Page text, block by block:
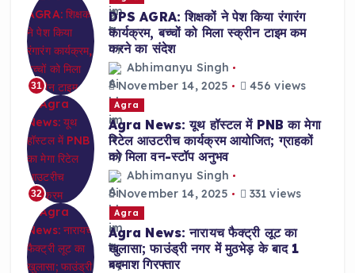
31
DPS AGRA: शिक्षकों ने पेश किया रंगारंग
कार्यक्रम, बच्चों को मिला स्क्रीन टाइम कम
करने का संदेश
Abhimanyu Singh
November 14, 2025
456 views
32
Agra
Agra News: यूथ हॉस्टल में PNB का मेगा
रिटेल आउटरीच कार्यक्रम आयोजित; ग्राहकों
को मिला वन-स्टॉप अनुभव
Abhimanyu Singh
November 14, 2025
331 views
Agra
Agra News: नारायच फैक्ट्री लूट का
खुलासा; फाउंड्री नगर में मुठभेड़ के बाद 1
बदमाश गिरफ्तार